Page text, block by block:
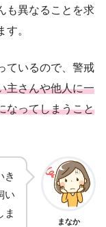
も異なることを求
。
ているので、警戒
主さんや他人に一
なってしまうこと
き
い
ま
まなか